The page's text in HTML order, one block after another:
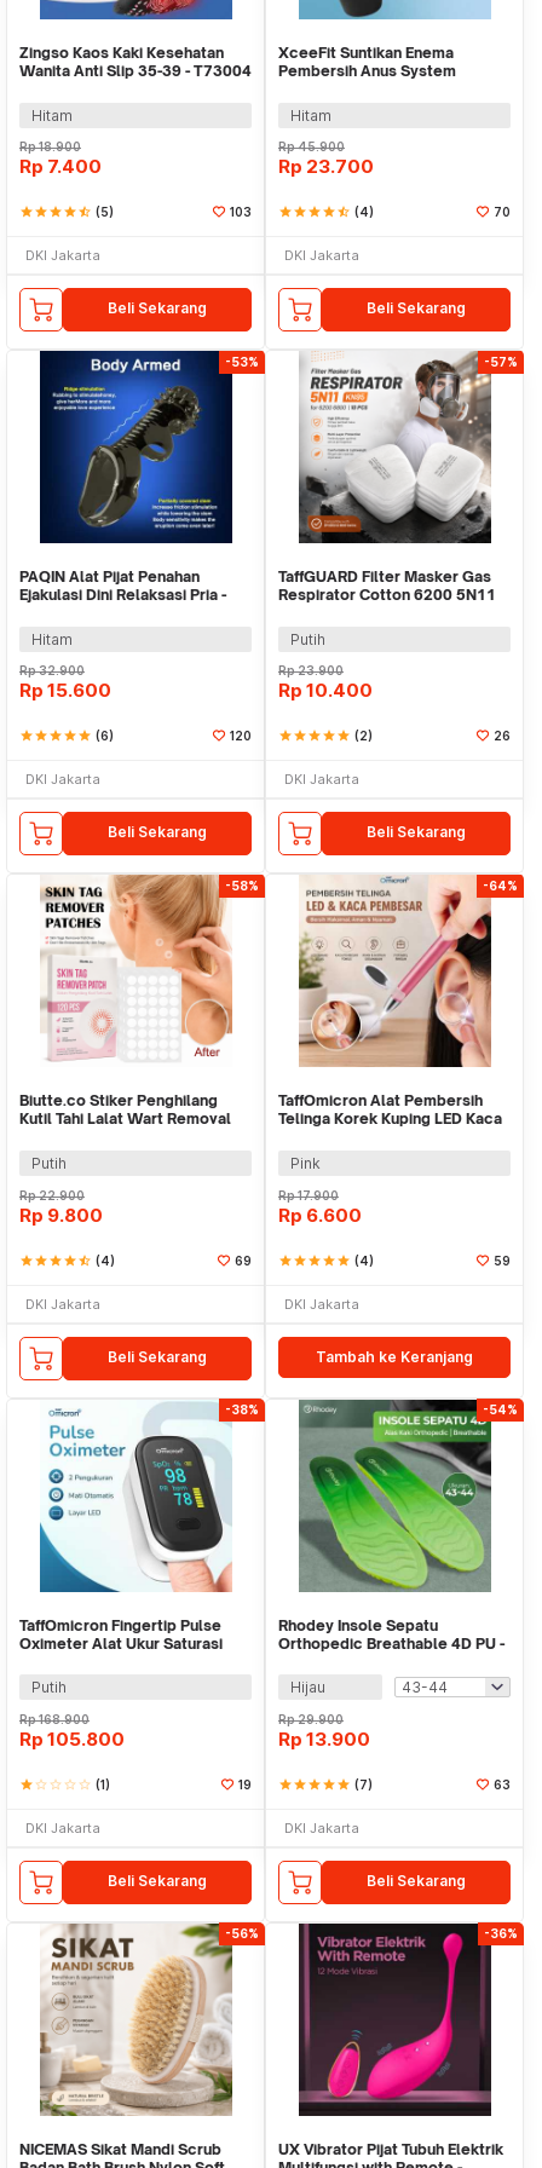
Zingso Kaos Kaki Kesehatan
Wanita Anti Slip 35-39 - T73004
Hitam
Rp18.900
Rp 7.400
starstarstarstarstar_half (5) 103
DKI Jakarta
Beli Sekarang
XceeFit Suntikan Enema
Pembersih Anus System
Hitam
Rp45.900
Rp 23.700
starstarstarstarstar_half (4) 70
DKI Jakarta
Beli Sekarang
-53%
PAQIN Alat Pijat Penahan
Ejakulasi Dini Relaksasi Pria -
Hitam
Rp32.900
Rp 15.600
starstarstarstarstar (6) 120
DKI Jakarta
Beli Sekarang
-57%
TaffGUARD Filter Masker Gas
Respirator Cotton 6200 5N11
Putih
Rp23.900
Rp 10.400
starstarstarstarstar (2) 26
DKI Jakarta
Beli Sekarang
-58%
Biutte.co Stiker Penghilang
Kutil Tahi Lalat Wart Removal
Putih
Rp22.900
Rp 9.800
starstarstarstarstar_half (4) 69
DKI Jakarta
Beli Sekarang
-64%
TaffOmicron Alat Pembersih
Telinga Korek Kuping LED Kaca
Pink
Rp17.900
Rp 6.600
starstarstarstarstar (4) 59
DKI Jakarta
Tambah ke Keranjang
-38%
TaffOmicron Fingertip Pulse
Oximeter Alat Ukur Saturasi
Putih
Rp168.900
Rp 105.800
starstar_borderstar_borderstar_borderstar_border (1) 19
DKI Jakarta
Beli Sekarang
-54%
Rhodey Insole Sepatu
Orthopedic Breathable 4D PU -
Hijau
Rp29.900
Rp 13.900
starstarstarstarstar (7) 63
DKI Jakarta
Beli Sekarang
-56%
NICEMAS Sikat Mandi Scrub
-36%
UX Vibrator Pijat Tubuh Elektrik